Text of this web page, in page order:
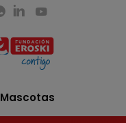
Mascotas